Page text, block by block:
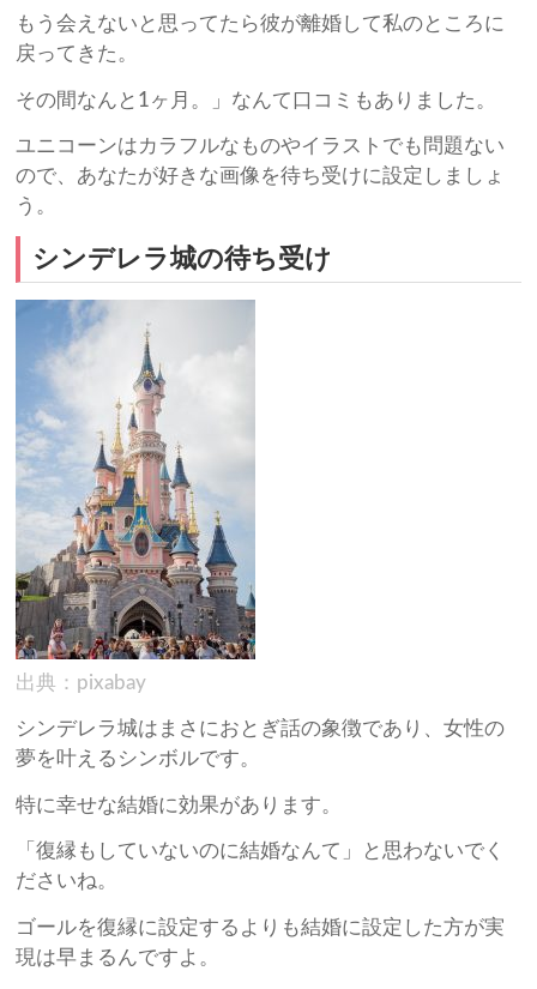
もう会えないと思ってたら彼が離婚して私のところに
戻ってきた。
その間なんと1ヶ月。」なんて口コミもありました。
ユニコーンはカラフルなものやイラストでも問題ない
ので、あなたが好きな画像を待ち受けに設定しましょ
う。
シンデレラ城の待ち受け
出典：pixabay
シンデレラ城はまさにおとぎ話の象徴であり、女性の
夢を叶えるシンボルです。
特に幸せな結婚に効果があります。
「復縁もしていないのに結婚なんて」と思わないでく
ださいね。
ゴールを復縁に設定するよりも結婚に設定した方が実
現は早まるんですよ。